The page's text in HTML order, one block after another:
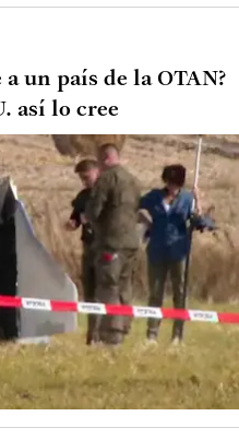
un país de la OTAN?
así lo cree